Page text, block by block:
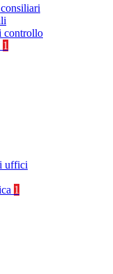
controllo
1
uffici
1